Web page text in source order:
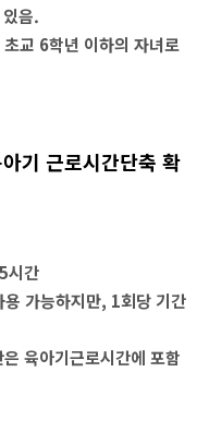
음.
교 6학년 이하의 자녀로
기 근로시간단축 확
시간
가능하지만, 1회당 기간
육아기근로시간에 포함